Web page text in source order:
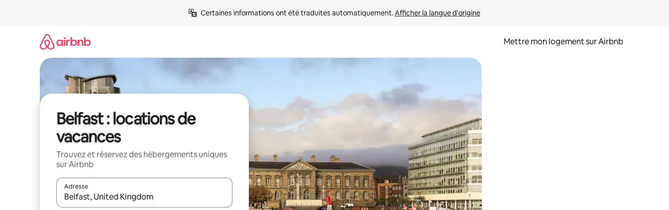
Certaines informations ont été traduites automatiquement. Afficher la langue d'origine
Mettre mon logement sur Airbnb
Belfast : locations de
vacances
Trouvez et réservez des hébergements uniques
sur Airbnb
Adresse
Lorsque les résultats s'affichent, utilisez les flèches vers le haut et vers le bas pour les parcourir ou en appuyant et en faisant glisser.